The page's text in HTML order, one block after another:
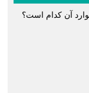
آن کدام است؟